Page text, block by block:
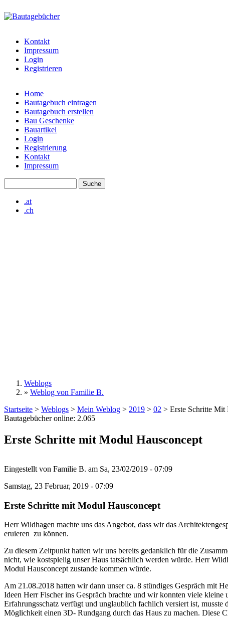
bautagebuch-
liste.de
Kontakt
Impressum
Login
Registrieren
Hauptmenü
Home
Bautagebuch eintragen
Bautagebuch erstellen
Bau Geschenke
Bauartikel
Login
Registrierung
Kontakt
Impressum
.at
.ch
Sie sind hier
Weblogs
» Weblog von Familie B.
Startseite > Weblogs > Mein Weblog > 2019 > 02 > Erste Schritte Mit
Bautagebücher online: 2.065
Erste Schritte mit Modul Hausconcept
Eingestellt von Familie B. am Sa, 23/02/2019 - 07:09
Samstag, 23 Februar, 2019 - 07:09
Erste Schritte mit Modul Hausconcept
Herr Wildhagen machte uns das Angebot, dass wir das
eruieren zu können.
Zu diesem Zeitpunkt hatten wir uns bereits gedanklich für die
nicht, wie kostspielig unser Haus tatsächlich werden würde. Herr
Modul Hausconcept zustande kommen würde.
Am 21.08.2018 hatten wir dann unser ca. 8 stündiges Gespräch mit
Ideen Herr Fischer ins Gespräch brachte und wir konnten viele
Erfahrungsschatz verfügt und unglaublich fachlich versiert ist,
Möglichkeit einen 3D- Rundgang durch das Haus zu machen. Diese